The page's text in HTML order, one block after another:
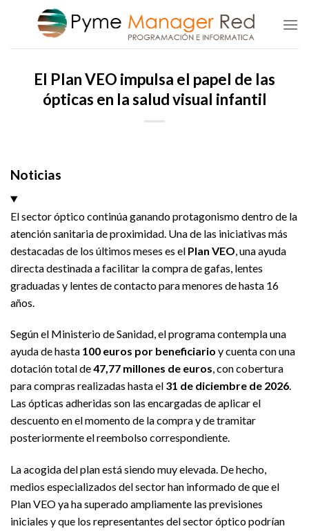
El Plan VEO impulsa el papel de las
ópticas en la salud visual infantil
Noticias
El sector óptico continúa ganando protagonismo dentro de la
atención sanitaria de proximidad. Una de las iniciativas más
destacadas de los últimos meses es el Plan VEO , una ayuda
directa destinada a facilitar la compra de gafas, lentes
graduadas y lentes de contacto para menores de hasta 16
años.
Según el Ministerio de Sanidad, el programa contempla una
ayuda de hasta 100 euros por beneficiario y cuenta con una
dotación total de47,77 millones de euros, con cobertura
para compras realizadas hasta el 31 de diciembre de 2026.
Las ópticas adheridas son las encargadas de aplicar el
descuento en el momento de la compra y de tramitar
posteriormente el reembolso correspondiente.
La acogida del plan está siendo muy elevada. De hecho,
medios especializados del sector han informado de que el
Plan VEO ya ha superado ampliamente las previsiones
iniciales y que los representantes del sector óptico podrían